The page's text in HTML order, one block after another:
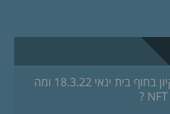
ארוע ניקיון בחוף בית ינאי 18.3.22 ומה